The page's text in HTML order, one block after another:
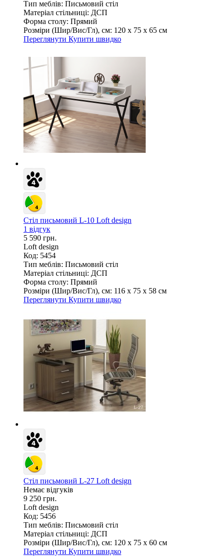
Тип меблів: Письмовий стіл
Матеріал стільниці: ДСП
Форма столу: Прямий
Розміри (Шир/Вис/Гл), см: 120 х 75 х 65 см
Переглянути Купити швидко
Стіл письмовий L-10 Loft design
1 відгук
5 590 грн.
Loft design
Код: 5454
Тип меблів: Письмовий стіл
Матеріал стільниці: ДСП
Форма столу: Прямий
Розміри (Шир/Вис/Гл), см: 116 х 75 х 58 см
Переглянути Купити швидко
Стіл письмовий L-27 Loft design
Немає відгуків
9 250 грн.
Loft design
Код: 5456
Тип меблів: Письмовий стіл
Матеріал стільниці: ДСП
Розміри (Шир/Вис/Гл), см: 120 х 75 х 60 см
Переглянути Купити швидко